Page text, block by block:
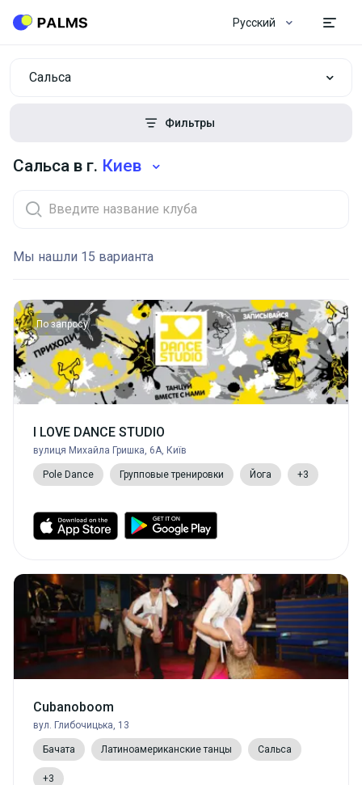
Русский
Сальса
Фильтры
Сальса в г. Киев
Мы нашли 15 варианта
По запросу
I LOVE DANCE STUDIO
вулиця Михайла Гришка, 6А, Київ
Pole Dance Групповые тренировки Йога +3
Cubanoboom
вул. Глибочицька, 13
Бачата Латиноамериканские танцы Сальса
+3